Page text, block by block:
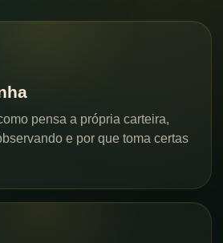
pensa a própria carteira,
e por que toma certas